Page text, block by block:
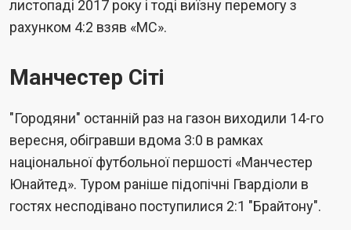
листопаді 2017 року і тоді виїзну перемогу з
рахунком 4:2 взяв «МС».
Манчестер Сіті
"Городяни" останній раз на газон виходили 14-го
вересня, обігравши вдома 3:0 в рамках
національної футбольної першості «Манчестер
Юнайтед». Туром раніше підопічні Гвардіоли в
гостях несподівано поступилися 2:1 "Брайтону".